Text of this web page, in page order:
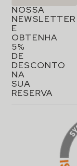
NOSSA
NEWSLETTER
E
OBTENHA
5%
DE
DESCONTO
NA
SUA
RESERVA